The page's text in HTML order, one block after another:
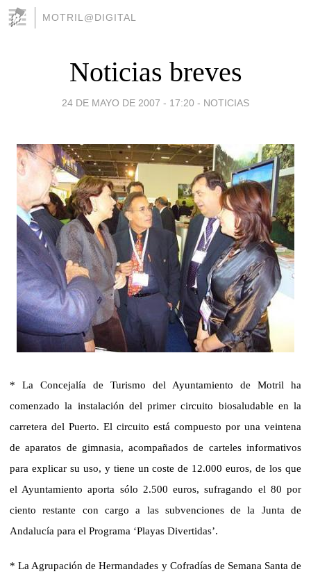
MOTRIL@DIGITAL
Noticias breves
24 DE MAYO DE 2007 - 17:20 - NOTICIAS
* La Concejalía de Turismo del Ayuntamiento de Motril ha
comenzado la instalación del primer circuito biosaludable en la
carretera del Puerto. El circuito está compuesto por una veintena
de aparatos de gimnasia, acompañados de carteles informativos
para explicar su uso, y tiene un coste de 12.000 euros, de los que
el Ayuntamiento aporta sólo 2.500 euros, sufragando el 80 por
ciento restante con cargo a las subvenciones de la Junta de
Andalucía para el Programa ‘Playas Divertidas’.
* La Agrupación de Hermandades y Cofradías de Semana Santa de